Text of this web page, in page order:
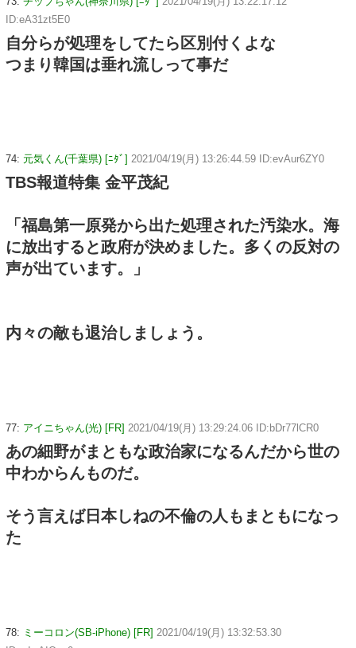
ID:eA31zt5E0
自分らが処理をしてたら区別付くよな
つまり韓国は垂れ流しって事だ
74: 元気くん(千葉県) [ﾆﾀﾞ] 2021/04/19(月) 13:26:44.59 ID:evAur6ZY0
TBS報道特集 金平茂紀
「福島第一原発から出た処理された汚染水。海
に放出すると政府が決めました。多くの反対の
声が出ています。」
内々の敵も退治しましょう。
77: アイニちゃん(光) [FR] 2021/04/19(月) 13:29:24.06 ID:bDr77lCR0
あの細野がまともな政治家になるんだから世の
中わからんものだ。
そう言えば日本しねの不倫の人もまともになっ
た
78: ミーコロン(SB-iPhone) [FR] 2021/04/19(月) 13:32:53.30